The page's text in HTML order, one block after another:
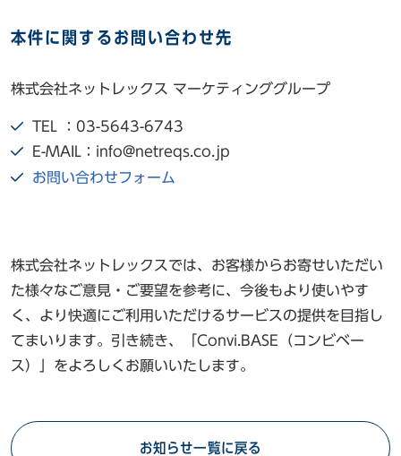
本件に関するお問い合わせ先
株式会社ネットレックス マーケティンググループ
TEL ：03-5643-6743
E-MAIL：info@netreqs.co.jp
お問い合わせフォーム
株式会社ネットレックスでは、お客様からお寄せいただい
た様々なご意見・ご要望を参考に、今後もより使いやす
く、より快適にご利用いただけるサービスの提供を目指し
てまいります。引き続き、「Convi.BASE（コンビベー
ス）」をよろしくお願いいたします。
お知らせ一覧に戻る